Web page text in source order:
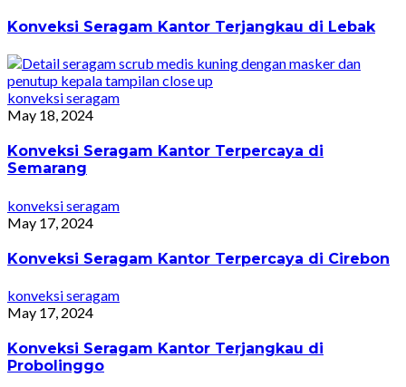
Konveksi Seragam Kantor Terjangkau di Lebak
konveksi seragam
May 18, 2024
Konveksi Seragam Kantor Terpercaya di
Semarang
konveksi seragam
May 17, 2024
Konveksi Seragam Kantor Terpercaya di Cirebon
konveksi seragam
May 17, 2024
Konveksi Seragam Kantor Terjangkau di
Probolinggo